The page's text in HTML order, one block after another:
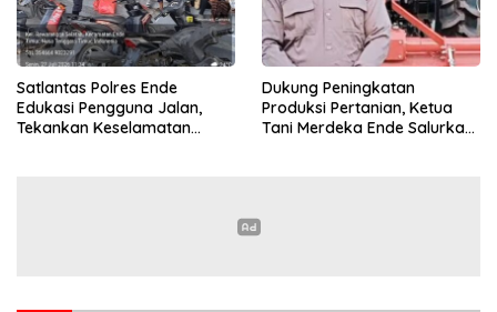
Satlantas Polres Ende
Edukasi Pengguna Jalan,
Tekankan Keselamatan
Dukung Peningkatan
Produksi Pertanian, Ketua
Tani Merdeka Ende Salurkan